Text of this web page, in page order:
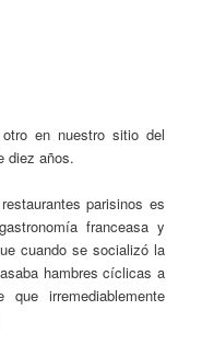
en nuestro sitio del
diez años.
parisinos es
franceasa y
cuando se socializó la
hambres cíclicas a
irremediablemente